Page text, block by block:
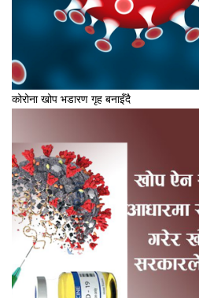
कोरोना खोप भडारण गृह बनाइँदै